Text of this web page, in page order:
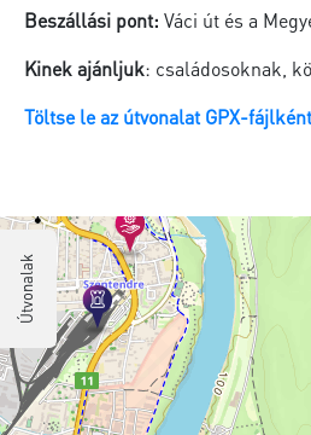
Beszállási pont: Váci út és a
Kinek ajánljuk: családosoknak,
Töltse le az útvonalat GPX-
Útvonalak